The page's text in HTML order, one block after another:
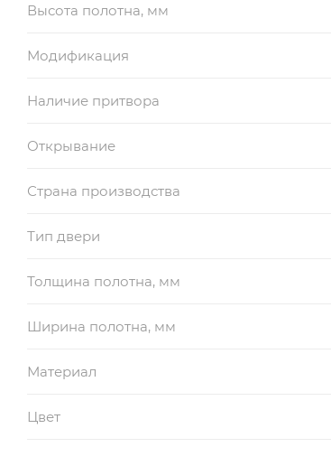
Высота полотна, мм
Модификация
Наличие притвора
Открывание
Страна производства
Тип двери
Толщина полотна, мм
Ширина полотна, мм
Материал
Цвет